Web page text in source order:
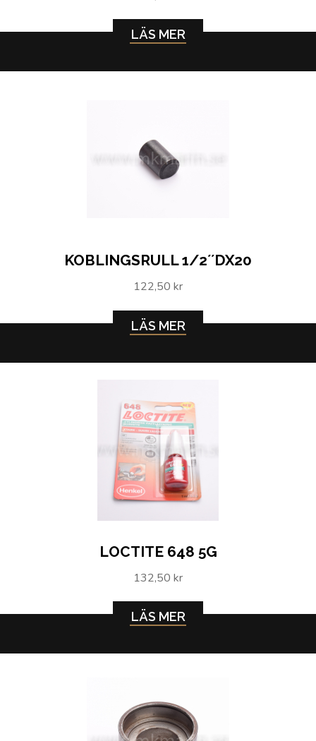
LÄS MER
KOBLINGSRULL 1/2´´DX20
122,50 kr
LÄS MER
LOCTITE 648 5G
132,50 kr
LÄS MER